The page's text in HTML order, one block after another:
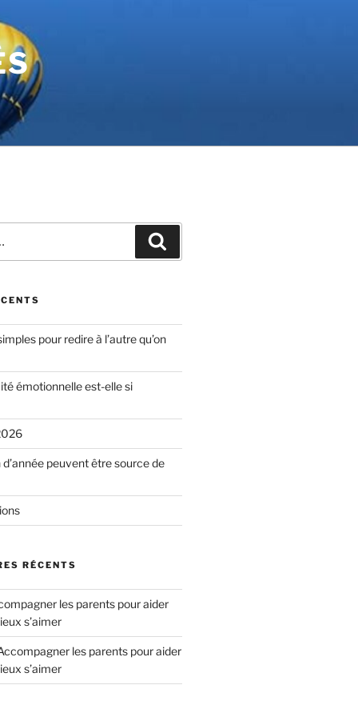
pour redire à l’autre qu’on
émotionnelle est-elle si
peuvent être source de
RÉCENTS
les parents pour aider
s’aimer
les parents pour aider
s’aimer